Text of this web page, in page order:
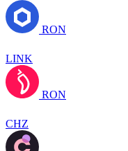
RON
LINK
RON
CHZ